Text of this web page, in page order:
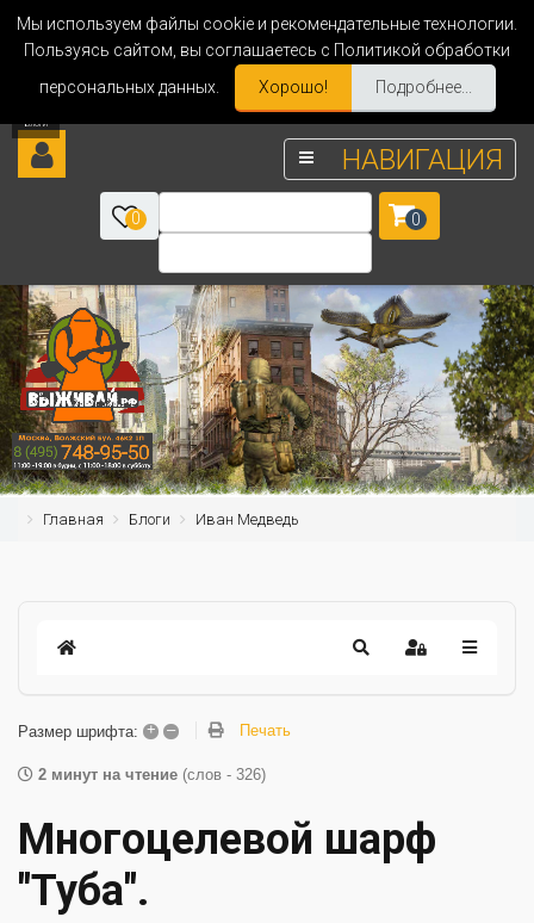
Мы используем файлы cookie и рекомендательные технологии.
Пользуясь сайтом, вы соглашаетесь с Политикой обработки
персональных данных.
Хорошо! Подробнее...
НАВИГАЦИЯ
0 0
Главная Блоги Иван Медведь
Размер шрифта: + – Печать
2 минут на чтение (слов - 326)
Многоцелевой шарф
"Туба".